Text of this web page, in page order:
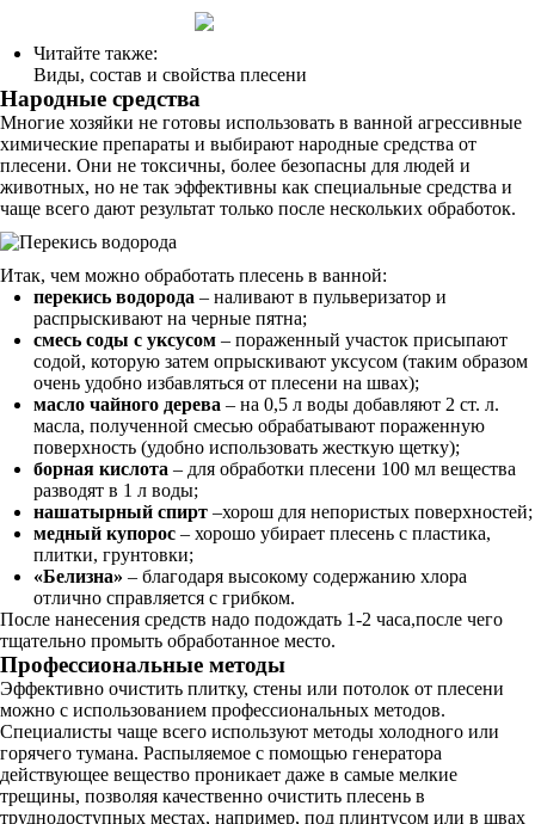
Читайте также:
Виды, состав и свойства плесени
Народные средства
Многие хозяйки не готовы использовать в ванной агрессивные
химические препараты и выбирают народные средства от
плесени. Они не токсичны, более безопасны для людей и
животных, но не так эффективны как специальные средства и
чаще всего дают результат только после нескольких обработок.
Итак, чем можно обработать плесень в ванной:
перекись водорода – наливают в пульверизатор и
распрыскивают на черные пятна;
смесь соды с уксусом – пораженный участок присыпают
содой, которую затем опрыскивают уксусом (таким образом
очень удобно избавляться от плесени на швах);
масло чайного дерева – на 0,5 л воды добавляют 2 ст. л.
масла, полученной смесью обрабатывают пораженную
поверхность (удобно использовать жесткую щетку);
борная кислота – для обработки плесени 100 мл вещества
разводят в 1 л воды;
нашатырный спирт –хорош для непористых поверхностей;
медный купорос – хорошо убирает плесень с пластика,
плитки, грунтовки;
«Белизна» – благодаря высокому содержанию хлора
отлично справляется с грибком.
После нанесения средств надо подождать 1-2 часа,после чего
тщательно промыть обработанное место.
Профессиональные методы
Эффективно очистить плитку, стены или потолок от плесени
можно с использованием профессиональных методов.
Специалисты чаще всего используют методы холодного или
горячего тумана. Распыляемое с помощью генератора
действующее вещество проникает даже в самые мелкие
трещины, позволяя качественно очистить плесень в
труднодоступных местах, например, под плинтусом или в швах